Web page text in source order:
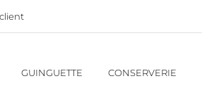
GUINGUETTE CONSERVERIE